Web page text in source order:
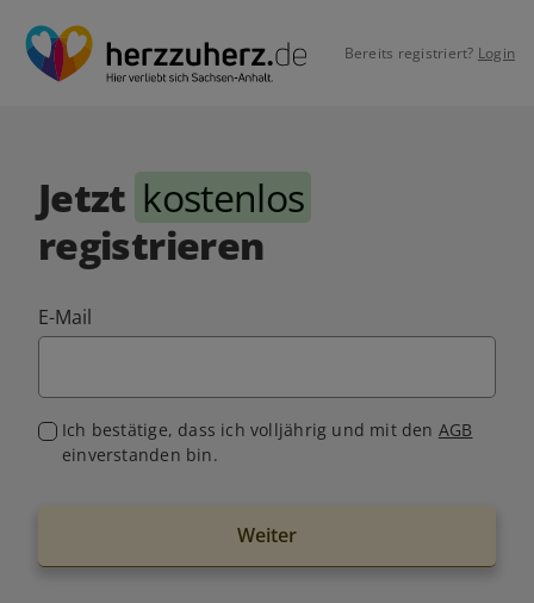
Bereits registriert? Login
Jetzt kostenlos
registrieren
E-Mail
Ich bestätige, dass ich volljährig und mit den AGB
einverstanden bin.
Weiter